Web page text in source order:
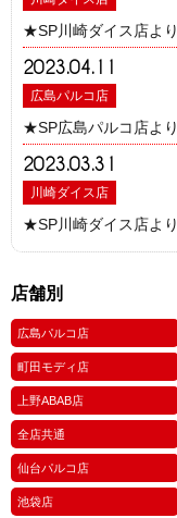
★SP川崎ダイス店より
2023.04.11
広島パルコ店
★SP広島パルコ店より
2023.03.31
川崎ダイス店
★SP川崎ダイス店より
店舗別
広島パルコ店
町田モディ店
上野ABAB店
全店共通
仙台パルコ店
池袋店